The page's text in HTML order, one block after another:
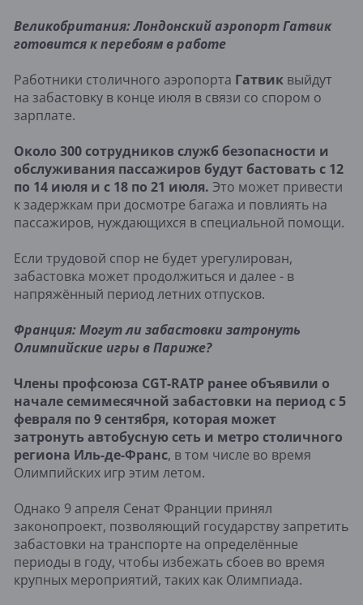
Великобритания: Лондонский аэропорт Гатвик
готовится к перебоям в работе
Работники столичного аэропорта Гатвик выйдут
на забастовку в конце июля в связи со спором о
зарплате.
Около 300 сотрудников служб безопасности и
обслуживания пассажиров будут бастовать с 12
по 14 июля и с 18 по 21 июля. Это может привести
к задержкам при досмотре багажа и повлиять на
пассажиров, нуждающихся в специальной помощи.
Если трудовой спор не будет урегулирован,
забастовка может продолжиться и далее - в
напряжённый период летних отпусков.
Франция: Могут ли забастовки затронуть
Олимпийские игры в Париже?
Члены профсоюза CGT-RATP ранее объявили о
начале семимесячной забастовки на период с 5
февраля по 9 сентября, которая может
затронуть автобусную сеть и метро столичного
региона Иль-де-Франс, в том числе во время
Олимпийских игр этим летом.
Однако 9 апреля Сенат Франции принял
законопроект, позволяющий государству запретить
забастовки на транспорте на определённые
периоды в году, чтобы избежать сбоев во время
крупных мероприятий, таких как Олимпиада.